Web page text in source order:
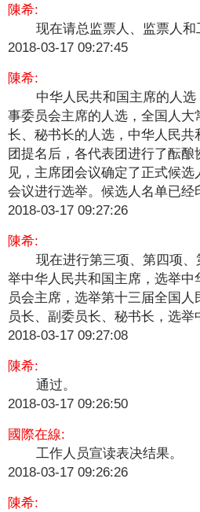
陳希:
现在请总监票人、监票人和
2018-03-17 09:27:45
陳希:
中华人民共和国主席的人
事委员会主席的人选，全国人大
长、秘书长的人选，中华人民
团提名后，各代表团进行了酝
见，主席团会议确定了正式候
会议进行选举。候选人名单已经
2018-03-17 09:27:26
陳希:
现在进行第三项、第四项
举中华人民共和国主席，选举
员会主席，选举第十三届全国
员长、副委员长、秘书长，选举
2018-03-17 09:27:08
陳希:
通过。
2018-03-17 09:26:50
國際在線:
工作人员宣读表决结果。
2018-03-17 09:26:26
陳希: